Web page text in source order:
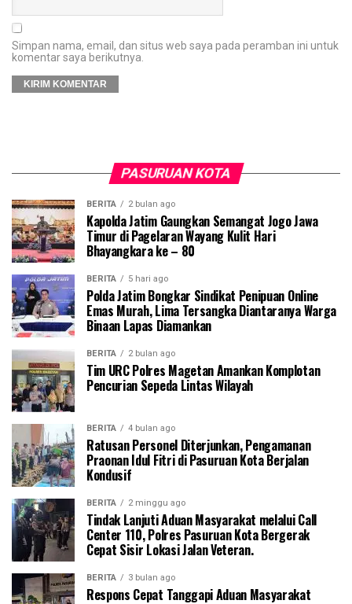
Simpan nama, email, dan situs web saya pada peramban ini untuk
komentar saya berikutnya.
PASURUAN KOTA
BERITA 2 bulan ago
Kapolda Jatim Gaungkan Semangat Jogo Jawa
Timur di Pagelaran Wayang Kulit Hari
Bhayangkara ke – 80
BERITA 5 hari ago
Polda Jatim Bongkar Sindikat Penipuan Online
Emas Murah, Lima Tersangka Diantaranya Warga
Binaan Lapas Diamankan
BERITA 2 bulan ago
Tim URC Polres Magetan Amankan Komplotan
Pencurian Sepeda Lintas Wilayah
BERITA 4 bulan ago
Ratusan Personel Diterjunkan, Pengamanan
Praonan Idul Fitri di Pasuruan Kota Berjalan
Kondusif
BERITA 2 minggu ago
Tindak Lanjuti Aduan Masyarakat melalui Call
Center 110, Polres Pasuruan Kota Bergerak
Cepat Sisir Lokasi Jalan Veteran.
BERITA 3 bulan ago
Respons Cepat Tanggapi Aduan Masyarakat